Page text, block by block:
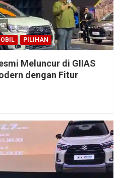
PILIHAN
Meluncur di GIIAS
dengan Fitur